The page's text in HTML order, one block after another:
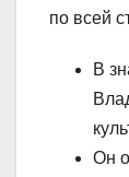
по всей
В
Он